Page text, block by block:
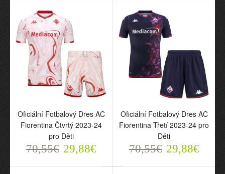
Fiorentina Domácí 2024-
25 pro Muži
70,55€
AC Fiorentina Čtvrtý
2023-24 pro Muži
70,55€
Oficiální Fotbalový Dres AC
Fiorentina Čtvrtý 2023-24
pro Děti
70,55€ 29,88€
Oficiální Fotbalový Dres AC
Fiorentina Třetí 2023-24 pro
Děti
70,55€ 29,88€